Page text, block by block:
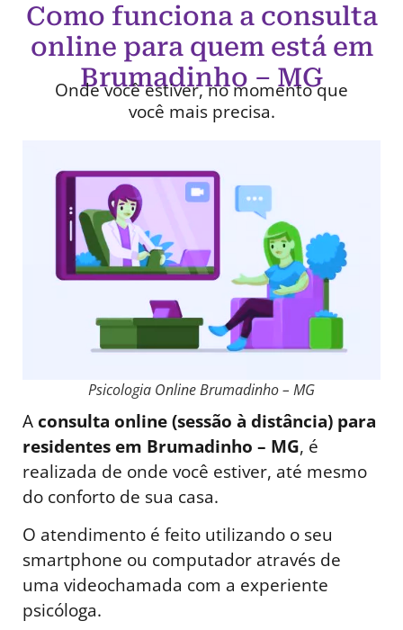
Como funciona a consulta
online para quem está em
Brumadinho – MG
Onde você estiver, no momento que
você mais precisa.
Psicologia Online Brumadinho – MG
Aconsulta online (sessão à distância) para
residentes em Brumadinho – MG, é
realizada de onde você estiver, até mesmo
do conforto de sua casa.
O atendimento é feito utilizando o seu
smartphone ou computador através de
uma videochamada com a experiente
psicóloga.